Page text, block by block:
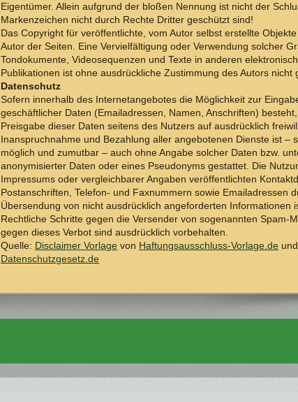
Eigentümer. Allein aufgrund der bloßen Nennung ist nicht der
Markenzeichen nicht durch Rechte Dritter geschützt sind!
Das Copyright für veröffentlichte, vom Autor selbst erstellte
Autor der Seiten. Eine Vervielfältigung oder Verwendung solcher
Tondokumente, Videosequenzen und Texte in anderen
Publikationen ist ohne ausdrückliche Zustimmung des Autors nicht
Datenschutz
Sofern innerhalb des Internetangebotes die Möglichkeit zur
geschäftlicher Daten (Emailadressen, Namen, Anschriften)
Preisgabe dieser Daten seitens des Nutzers auf ausdrücklich
Inanspruchnahme und Bezahlung aller angebotenen Dienste ist –
möglich und zumutbar – auch ohne Angabe solcher Daten bzw.
anonymisierter Daten oder eines Pseudonyms gestattet. Die
Impressums oder vergleichbarer Angaben veröffentlichten
Postanschriften, Telefon- und Faxnummern sowie Emailadressen
Übersendung von nicht ausdrücklich angeforderten Informationen
Rechtliche Schritte gegen die Versender von sogenannten Spam-
gegen dieses Verbot sind ausdrücklich vorbehalten.
Quelle: Disclaimer Vorlage von Haftungsausschluss-Vorlage.de und
Datenschutzgesetz.de